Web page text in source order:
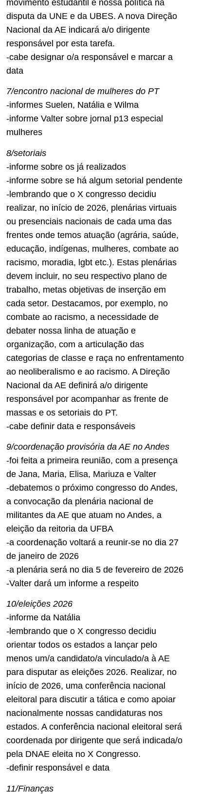
movimento estudantil e nossa política na
disputa da UNE e da UBES. A nova Direção
Nacional da AE indicará a/o dirigente
responsável por esta tarefa.
-cabe designar o/a responsável e marcar a
data
7/encontro nacional de mulheres do PT
-informes Suelen, Natália e Wilma
-informe Valter sobre jornal p13 especial
mulheres
8/setoriais
-informe sobre os já realizados
-informe sobre se há algum setorial pendente
-lembrando que o X congresso decidiu
realizar, no início de 2026, plenárias virtuais
ou presenciais nacionais de cada uma das
frentes onde temos atuação (agrária, saúde,
educação, indígenas, mulheres, combate ao
racismo, moradia, lgbt etc.). Estas plenárias
devem incluir, no seu respectivo plano de
trabalho, metas objetivas de inserção em
cada setor. Destacamos, por exemplo, no
combate ao racismo, a necessidade de
debater nossa linha de atuação e
organização, com a articulação das
categorias de classe e raça no enfrentamento
ao neoliberalismo e ao racismo. A Direção
Nacional da AE definirá a/o dirigente
responsável por acompanhar as frente de
massas e os setoriais do PT.
-cabe definir data e responsáveis
9/coordenação provisória da AE no Andes
-foi feita a primeira reunião, com a presença
de Jana, Maria, Elisa, Mariuza e Valter
-debatemos o próximo congresso do Andes,
a convocação da plenária nacional de
militantes da AE que atuam no Andes, a
eleição da reitoria da UFBA
-a coordenação voltará a reunir-se no dia 27
de janeiro de 2026
-a plenária será no dia 5 de fevereiro de 2026
-Valter dará um informe a respeito
10/eleições 2026
-informe da Natália
-lembrando que o X congresso decidiu
orientar todos os estados a lançar pelo
menos um/a candidato/a vinculado/a à AE
para disputar as eleições 2026. Realizar, no
início de 2026, uma conferência nacional
eleitoral para discutir a tática e como apoiar
nacionalmente nossas candidaturas nos
estados. A conferência nacional eleitoral será
coordenada por dirigente que será indicada/o
pela DNAE eleita no X Congresso.
-definir responsável e data
11/Finanças